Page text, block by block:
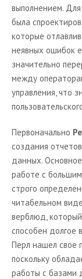
выполнением.
была
которые
неявных ошибок
значительно
между
управления, что
Первоначально
создания
данных.
работе с
строго
читабельном
верблюд,
способен долгое
Перл нашел свое
поскольку
работы с базами